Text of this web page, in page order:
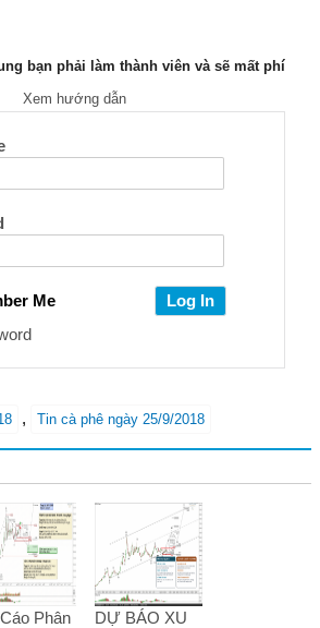
bạn phải làm thành viên và sẽ mất phí
Xem hướng dẫn
Me
, Tin cà phê ngày 25/9/2018
Phân
DỰ BÁO XU